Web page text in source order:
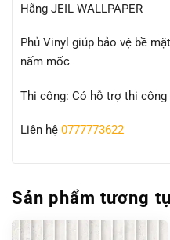
Hãng JEIL WALLPAPER
Phủ Vinyl giúp bảo vệ bề
nấm mốc
Thi công: Có hỗ trợ thi công
Liên hệ 0777773622
Sản phẩm tương